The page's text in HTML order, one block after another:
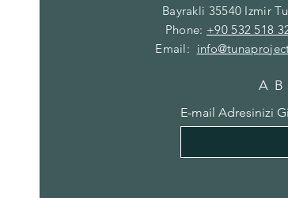
Bayrakli 35540 Izmir
Phone: +90 532 518
Email:
E-mail Adresinizi